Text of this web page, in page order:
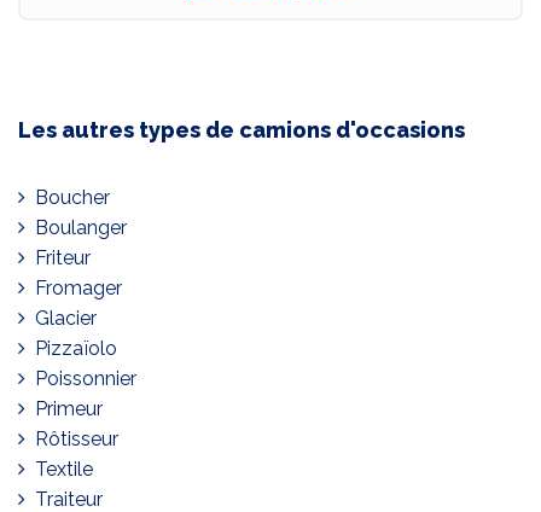
Les autres types de camions d'occasions
Boucher
Boulanger
Friteur
Fromager
Glacier
Pizzaïolo
Poissonnier
Primeur
Rôtisseur
Textile
Traiteur